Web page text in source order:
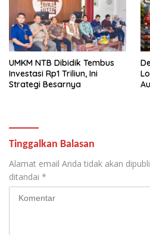
UMKM NTB Dibidik Tembus
Investasi Rp1 Triliun, Ini
Strategi Besarnya
Tinggalkan Balasan
Alamat email Anda tidak akan
ditandai *